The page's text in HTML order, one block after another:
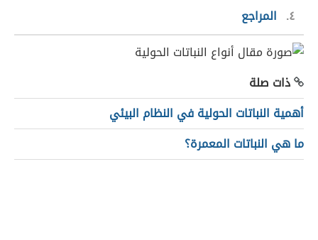
٤
المراجع
ذات صلة
أهمية النباتات الحولية في النظام البيئي
ما هي النباتات المعمرة؟